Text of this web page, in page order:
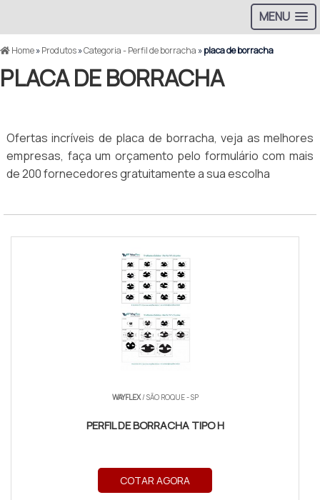
MENU
Home»Produtos»Categoria - Perfil de borracha »placa de borracha
PLACA DE BORRACHA
Ofertas incríveis de placa de borracha, veja as melhores
empresas, faça um orçamento pelo formulário com mais
de 200 fornecedores gratuitamente a sua escolha
WAYFLEX/ SÃO ROQUE - SP
PERFIL DE BORRACHA TIPO H
COTAR AGORA